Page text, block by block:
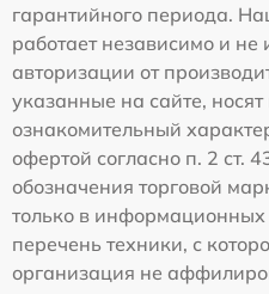
гарантийного периода.
работает независимо и
авторизации от
указанные на сайте,
ознакомительный
офертой согласно п. 2 ст.
обозначения торговой
только в
перечень техники, с
организация не